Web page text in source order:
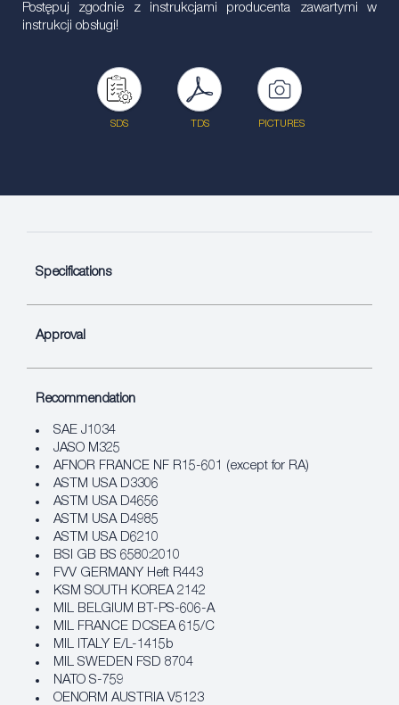
Postępuj zgodnie z instrukcjami producenta zawartymi w
instrukcji obsługi!
SDS TDS PICTURES
Specifications
Approval
Recommendation
SAE J1034
JASO M325
AFNOR FRANCE NF R15-601 (except for RA)
ASTM USA D3306
ASTM USA D4656
ASTM USA D4985
ASTM USA D6210
BSI GB BS 6580:2010
FVV GERMANY Heft R443
KSM SOUTH KOREA 2142
MIL BELGIUM BT-PS-606-A
MIL FRANCE DCSEA 615/C
MIL ITALY E/L-1415b
MIL SWEDEN FSD 8704
NATO S-759
OENORM AUSTRIA V5123